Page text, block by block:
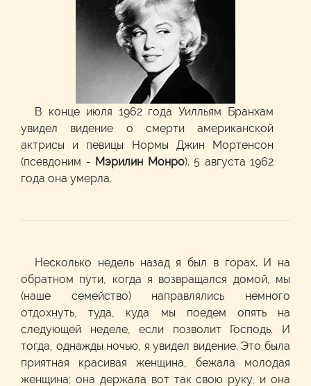
В конце июля 1962 года Уилльям Бранхам
увидел видение о смерти американской
актрисы и певицы Нормы Джин Мортенсон
(псевдоним - Мэрилин Монро). 5 августа 1962
года она умерла.
Несколько недель назад я был в горах. И на
обратном пути, когда я возвращался домой, мы
(наше семейство) направлялись немного
отдохнуть, туда, куда мы поедем опять на
следующей неделе, если позволит Господь. И
тогда, однажды ночью, я увидел видение. Это была
приятная красивая женщина, бежала молодая
женщина; она держала вот так свою руку, и она